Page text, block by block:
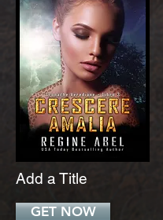
Add a Title
GET NOW